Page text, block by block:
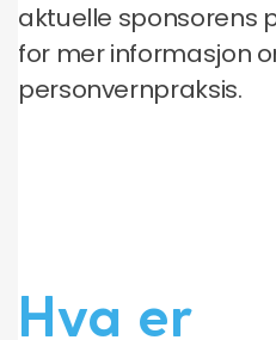
aktuelle sponsorens
for mer informasjon
personvernpraksis.
Hva er